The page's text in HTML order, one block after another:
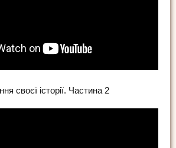
своєї історії. Частина 2